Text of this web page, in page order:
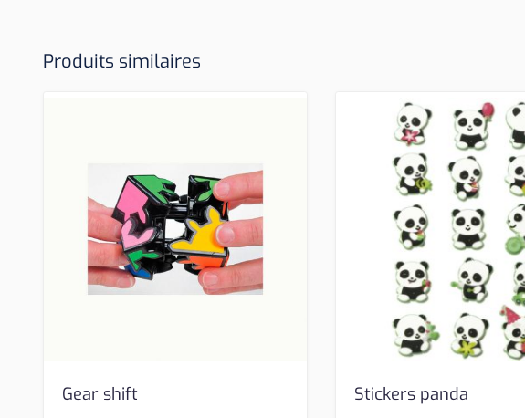
Produits similaires
Gear shift Stickers panda